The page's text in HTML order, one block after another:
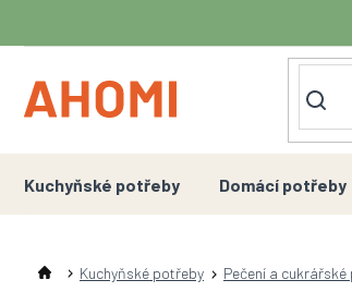
obsah
Kuchyňské potřeby Domácí potřeby
Kuchyňské potřeby Pečení a